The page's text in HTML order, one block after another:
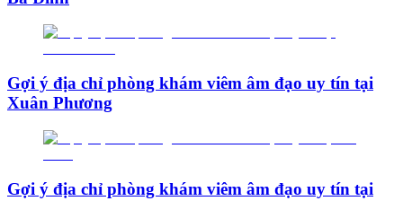
Gợi ý địa chỉ phòng khám viêm âm đạo uy tín tại
Xuân Phương
Gợi ý địa chỉ phòng khám viêm âm đạo uy tín tại